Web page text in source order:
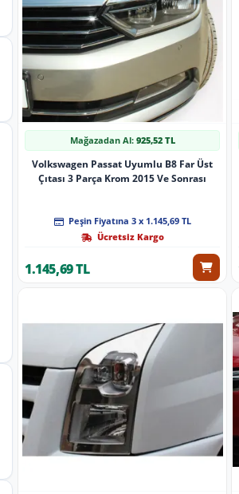
Mağazadan Al: 925,52 TL
Volkswagen Passat Uyumlu B8 Far Üst
Çıtası 3 Parça Krom 2015 Ve Sonrası
Peşin Fiyatına 3 x 1.145,69 TL
Ücretsiz Kargo
1.145,69 TL